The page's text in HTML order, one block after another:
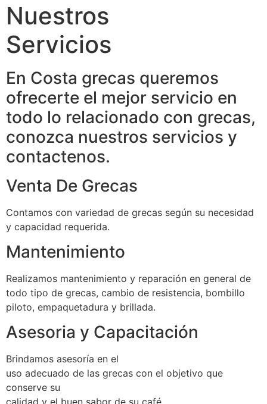
Nuestros
Servicios
En Costa grecas queremos
ofrecerte el mejor servicio en
todo lo relacionado con grecas,
conozca nuestros servicios y
contactenos.
Venta De Grecas
Contamos con variedad de grecas según su necesidad
y capacidad requerida.
Mantenimiento
Realizamos mantenimiento y reparación en general de
todo tipo de grecas, cambio de resistencia, bombillo
piloto, empaquetadura y brillada.
Asesoria y Capacitación
Brindamos asesoría en el
uso adecuado de las grecas con el objetivo que
conserve su